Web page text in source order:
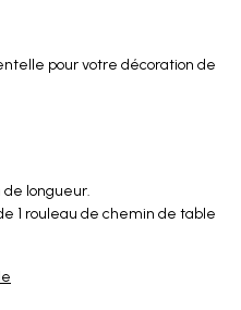
pour votre décoration de
longueur.
1 rouleau de chemin de table